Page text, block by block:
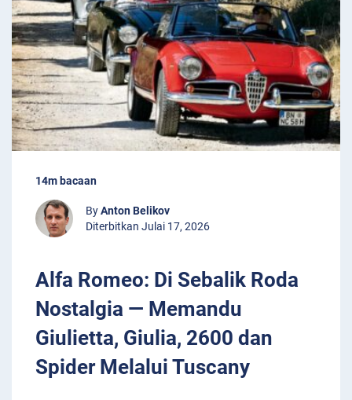
14m bacaan
ByAnton Belikov
Diterbitkan Julai 17, 2026
Alfa Romeo: Di Sebalik Roda
Nostalgia — Memandu
Giulietta, Giulia, 2600 dan
Spider Melalui Tuscany